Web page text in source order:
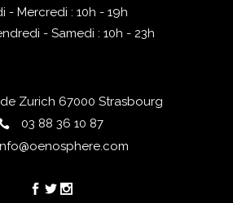
- Mercredi : 10h - 19h
- Samedi : 10h - 23h
Zurich 67000 Strasbourg
03 88 36 10 87